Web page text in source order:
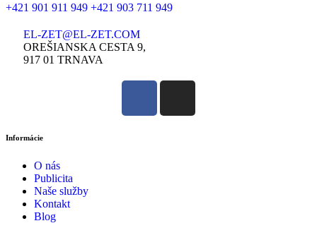
+421 901 911 949 +421 903 711 949
EL-ZET@EL-ZET.COM
OREŠIANSKA CESTA 9,
917 01 TRNAVA
Informácie
O nás
Publicita
Naše služby
Kontakt
Blog